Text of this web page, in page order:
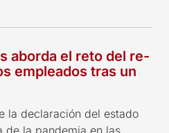
aborda el reto del re-
empleados tras un
la declaración del estado
de la pandemia en las